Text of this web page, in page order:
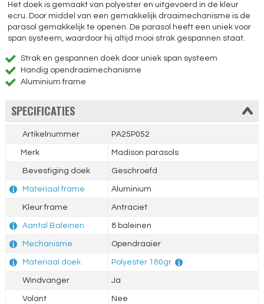
Het doek is gemaakt van polyester en uitgevoerd in de kleur
ecru. Door middel van een gemakkelijk draaimechanisme is de
parasol gemakkelijk te openen. De parasol heeft een uniek voor
span systeem, waardoor hij altijd mooi strak gespannen staat.
Strak en gespannen doek door uniek span systeem
Handig opendraaimechanisme
Aluminium frame
SPECIFICATIES
Artikelnummer PA25P052
Merk Madison parasols
Bevestiging doek Geschroefd
Materiaal frame Aluminium
Kleur frame Antraciet
Aantal Baleinen 8 baleinen
Mechanisme Opendraaier
Materiaal doek Polyester 180gr.
Windvanger Ja
Volant Nee